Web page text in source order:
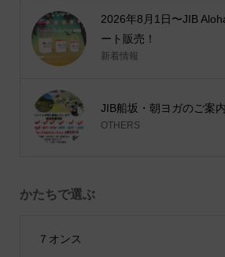
2026年8月1日〜JIB
ート販売！
新着情報
JIB船坂・朝ヨガのご案
OTHERS
かたちで選ぶ
７オンス